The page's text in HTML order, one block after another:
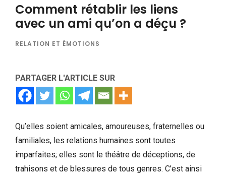
Comment rétablir les liens
avec un ami qu’on a déçu ?
RELATION ET ÉMOTIONS
PARTAGER L'ARTICLE SUR
Qu’elles soient amicales, amoureuses, fraternelles ou
familiales, les relations humaines sont toutes
imparfaites; elles sont le théâtre de déceptions, de
trahisons et de blessures de tous genres. C’est ainsi